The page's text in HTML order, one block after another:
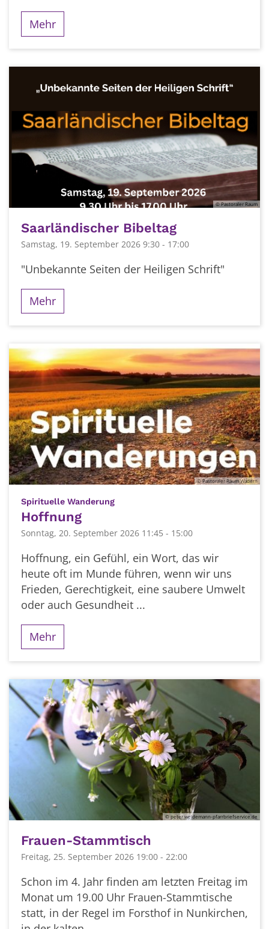
Mehr
© Pastoraler Raum
Saarländischer Bibeltag
Samstag, 19. September 2026 9:30 - 17:00
"Unbekannte Seiten der Heiligen Schrift"
Mehr
© Pastoraler Raum Wadern
Spirituelle Wanderung:
Hoffnung
Sonntag, 20. September 2026 11:45 - 15:00
Hoffnung, ein Gefühl, ein Wort, das wir
heute oft im Munde führen, wenn wir uns
Frieden, Gerechtigkeit, eine saubere Umwelt
oder auch Gesundheit ...
Mehr
© peter weidemann-pfarrbriefservice.de
Frauen-Stammtisch
Freitag, 25. September 2026 19:00 - 22:00
Schon im 4. Jahr finden am letzten Freitag im
Monat um 19.00 Uhr Frauen-Stammtische
statt, in der Regel im Forsthof in Nunkirchen,